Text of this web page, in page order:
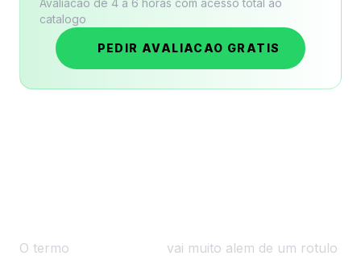
Avaliacao de 4 a 6 horas com acesso total ao
catalogo
PEDIR AVALIACAO GRATIS
O termo
vai muito alem de um rotulo